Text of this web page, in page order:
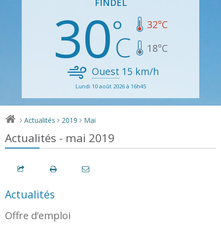
30 32°C
18°C
Ouest 15 km/h
Lundi 10 août 2026 à 16h45
> Actualités > 2019 > Mai
Actualités - mai 2019
Actualités
Offre d’emploi